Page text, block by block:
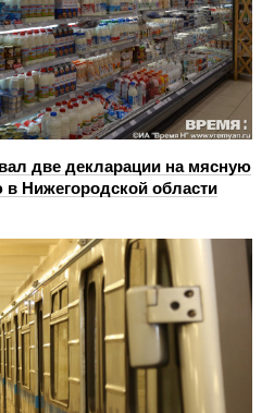
две декларации на мясную
Нижегородской области